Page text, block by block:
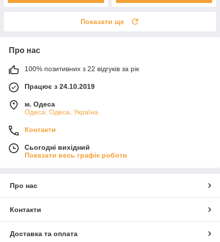
Показати ще
Про нас
100% позитивних з 22 відгуків за рік
Працює з 24.10.2019
м. Одеса
Одеса, Одеса, Україна
Контакти
Сьогодні вихідний
Показати весь графік роботи
Про нас
Контакти
Доставка та оплата